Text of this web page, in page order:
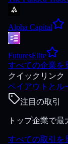
Alpha Capital
FuturesElite
すべての企業を
クイックリンク
ペイアウトとル
注目の取引
トップ企業で最
すべての取引を